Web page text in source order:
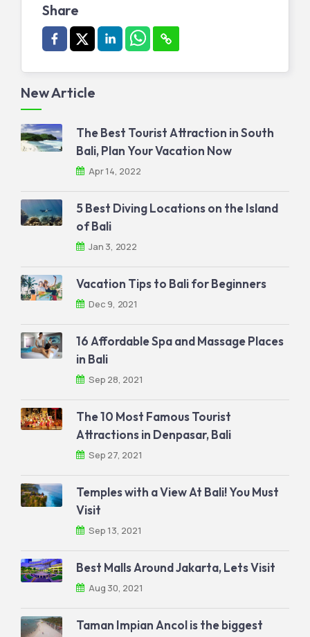
Share
New Article
The Best Tourist Attraction in South
Bali, Plan Your Vacation Now
Apr 14, 2022
5 Best Diving Locations on the Island
of Bali
Jan 3, 2022
Vacation Tips to Bali for Beginners
Dec 9, 2021
16 Affordable Spa and Massage Places
in Bali
Sep 28, 2021
The 10 Most Famous Tourist
Attractions in Denpasar, Bali
Sep 27, 2021
Temples with a View At Bali! You Must
Visit
Sep 13, 2021
Best Malls Around Jakarta, Lets Visit
Aug 30, 2021
Taman Impian Ancol is the biggest